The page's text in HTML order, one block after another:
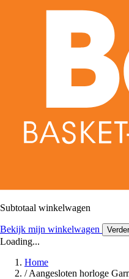
Subtotaal winkelwagen
Bekijk mijn winkelwagen
Loading...
Home
/ Aangesloten horloge